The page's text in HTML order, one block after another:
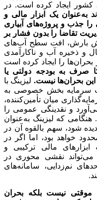
ایجاد کرده است. در
به‌عنوان یک ابزار مالی و
جذب و پروژه‌های آبیاری
تقاضا را بدون فشار بر
بارش، افت سطح آب‌های
و ذخیره آب و ناکارآمدی
را ایجاد کرده است
صرف به بودجه دولتی یا
این بحران‌ها نیست. لیزینگ با
سرمایه بخش خصوصی به
میان تأمین‌کننده،
و نقدینگی عمومی را
هنگامی که لیزینگ به‌عنوان
شود، سهم بالقوه آن در
خواهد بود، اما اگر در
مالی ترکیبی و
نقشی محوری در
نم‌زدایی، سامانه‌های
موقتی نیست بلکه بحران